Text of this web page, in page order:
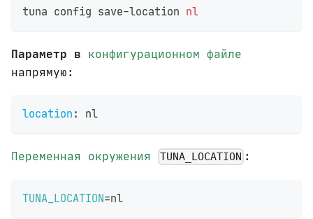
tuna config save-location nl
Параметр в конфигурационном файле
напрямую:
location : nl
Переменная окружения TUNA_LOCATION :
TUNA_LOCATION=nl